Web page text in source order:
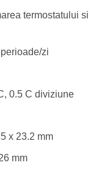
termostatului si
zi
0.5 C diviziune
x 23.2 mm
mm